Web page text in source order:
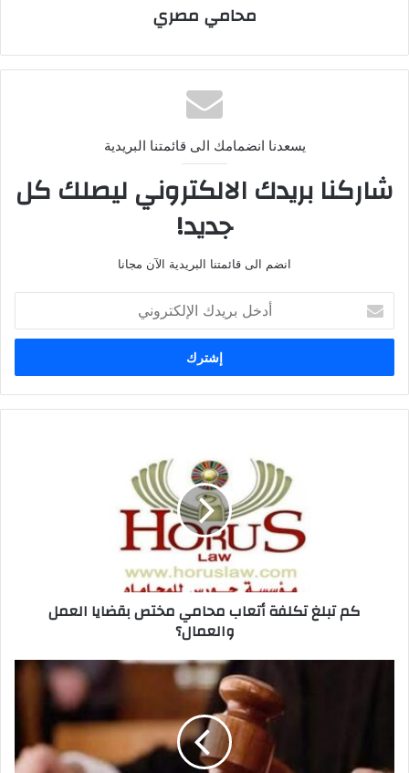
محامي مصري
يسعدنا انضمامك الى قائمتنا البريدية
شاركنا بريدك الالكتروني ليصلك كل
جديد!
انضم الى قائمتنا البريدية الآن مجانا
بريدك
الإلكتروني
كم تبلغ تكلفة أتعاب محامي مختص بقضايا العمل
والعمال؟
المسؤولة